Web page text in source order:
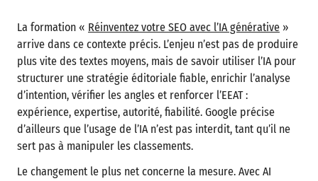
La formation « Réinventez votre SEO avec l’IA générative »
arrive dans ce contexte précis. L’enjeu n’est pas de produire
plus vite des textes moyens, mais de savoir utiliser l’IA pour
structurer une stratégie éditoriale fiable, enrichir l’analyse
d’intention, vérifier les angles et renforcer l’EEAT :
expérience, expertise, autorité, fiabilité. Google précise
d’ailleurs que l’usage de l’IA n’est pas interdit, tant qu’il ne
sert pas à manipuler les classements.
Le changement le plus net concerne la mesure. Avec AI